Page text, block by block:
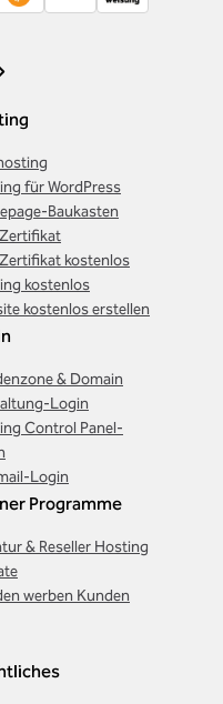
für WordPress
Baukasten
kostenlos
kostenlos
kostenlos erstellen
& Domain
Login
Control Panel-
Login
Programme
& Reseller Hosting
werben Kunden